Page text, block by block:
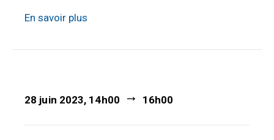
En savoir plus
28 juin 2023, 14h00 16h00